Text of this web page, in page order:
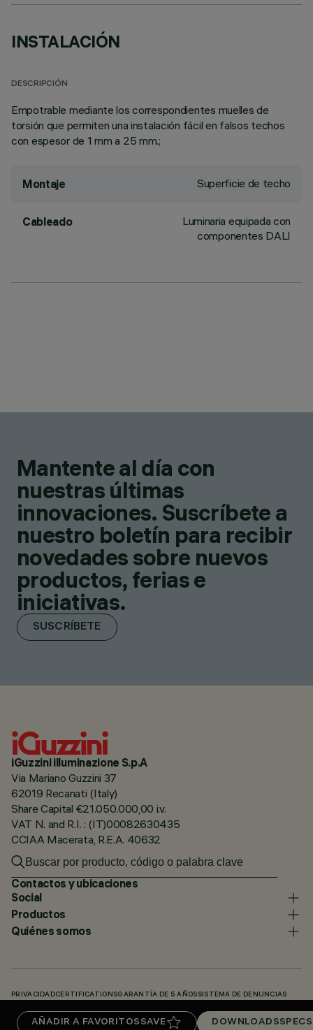
AÑADIR A FAVORITOS SAVE DOWNLOADSSPECS
INSTALACIÓN
DESCRIPCIÓN
Empotrable mediante los correspondientes muelles de
torsión que permiten una instalación fácil en falsos techos
con espesor de 1 mm a 25 mm.;
Montaje Superficie de techo
Cableado
Luminaria equipada con
componentes DALI
Mantente al día con
nuestras últimas
innovaciones. Suscríbete a
nuestro boletín para recibir
novedades sobre nuevos
productos, ferias e
iniciativas.
SUSCRÍBETE
iGuzzini illuminazione S.p.A
Via Mariano Guzzini 37
62019 Recanati (Italy)
Share Capital €21.050.000,00 i.v.
VAT N. and R.I. : (IT)00082630435
CCIAA Macerata, R.E.A. 40632
Contactos y ubicaciones
Social
Productos
Quiénes somos
PRIVACIDADCERTIFICATIONSGARANTÍA DE 5 AÑOS SISTEMA DE DENUNCIAS
KNOWLEDGE BASE (LOGIN REQUIRED)DOWNLOADS